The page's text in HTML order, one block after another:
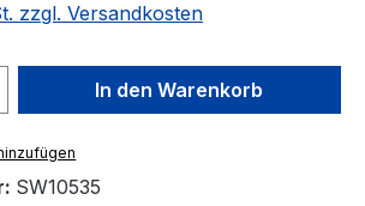
zzgl. Versandkosten
Gib den
In den Warenkorb
SW10535